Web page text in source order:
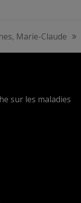
Marie-Claude
sur les maladies